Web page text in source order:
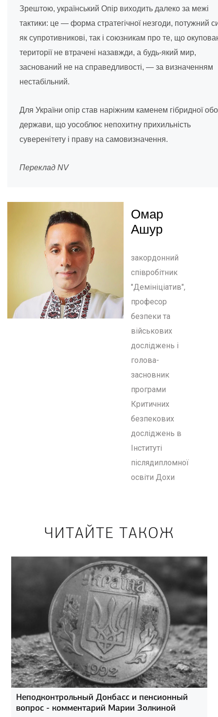
Омар
Ашур
закордонний
співробітник
"Демініціатив",
професор
безпеки та
військових
досліджень і
голова-
засновник
програми
Критичних
безпекових
досліджень в
Інституті
післядипломної
освіти Дохи
Зрештою, український Опір виходить далеко за межі
тактики: це — форма стратегічної незгоди, потужний
як супротивникові, так і союзникам про те, що
території не втрачені назавжди, а будь-який мир,
заснований не на справедливості, — за визначенням
нестабільний.
Для України опір став наріжним каменем гібридної
держави, що уособлює непохитну прихильність
суверенітету і праву на самовизначення.
Переклад NV
ЧИТАЙТЕ ТАКОЖ
Неподконтрольный Донбасс и пенсионный
вопрос - комментарий Марии Золкиной